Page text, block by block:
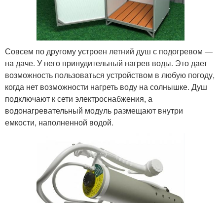
Совсем по другому устроен летний душ с подогревом —
на даче. У него принудительный нагрев воды. Это дает
возможность пользоваться устройством в любую погоду,
когда нет возможности нагреть воду на солнышке. Душ
подключают к сети электроснабжения, а
водонагревательный модуль размещают внутри
емкости, наполненной водой.